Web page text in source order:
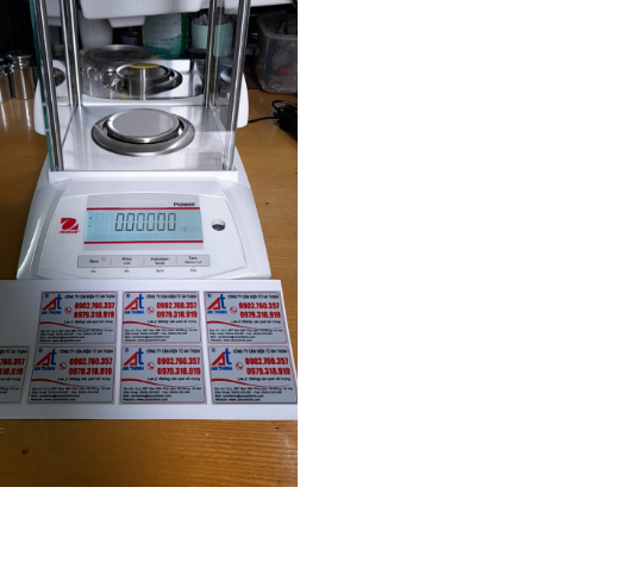
Cân sàn điện tử K8
Cân điện tử đếm TCS-15